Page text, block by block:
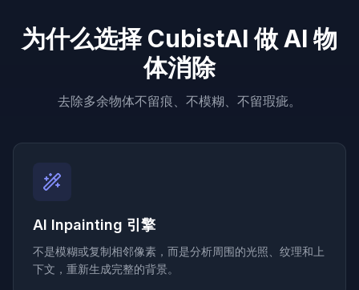
为什么选择 CubistAI 做 AI 物
体消除
去除多余物体不留痕、不模糊、不留瑕疵。
AI Inpainting 引擎
不是模糊或复制相邻像素，而是分析周围的光照、纹理和上
下文，重新生成完整的背景。